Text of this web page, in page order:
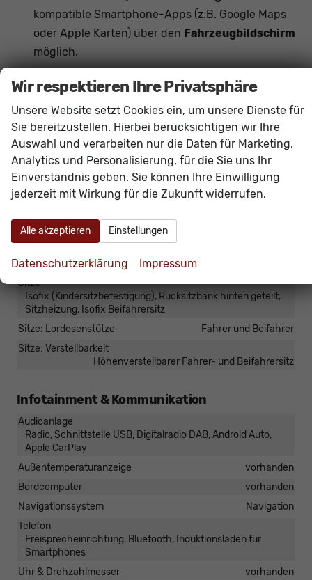
kompatible Smartphone-Apps (z.B. Google Maps
oder Apple Karten) über den Fahrzeugbildschirm
möglich.
Innen
Armlehnen
Mittelarmlehne, Fahrer
Fensterheber
elektrisch 4-fach
vorhanden
Klimatisierung
Klimaanlage manuell, Klimaautomatik, 2-Zonen-
Klimaautomatik
Laderaumabdeckung
Lenkrad
Lenkradheizung, mit Schaltwippen
Sitze
Isofix (Kindersitzbefestigung), Rücksitzbank hinten geteilt,
Sitzheizung, Isofix Beifahrersitz
Sitze: Lordosenstütze
Fahrer und Beifahrer
Sitze: Verstellbarkeit
Höhenverstellbarer Fahrer- und Beifahrersitz
Infotainment & Kommunikation
Audioanlage
Radio, Schnittstelle USB, Digitalradio DAB, Android Auto,
Apple CarPlay
Außentemperaturanzeige
vorhanden
Bordcomputer
vorhanden
Navigationssystem
Navigation
Telefon
Freisprecheinrichtung, Bluetooth, Induktionsladen für
Smartphones
Uhr & Drehzahlmesser
vorhanden
Wir respektieren Ihre Privatsphäre
Unsere Website setzt Cookies ein, um unsere Dienste für
Sie bereitzustellen. Hierbei berücksichtigen wir Ihre
Auswahl und verarbeiten nur die Daten für Marketing,
Analytics und Personalisierung, für die Sie uns Ihr
Einverständnis geben. Sie können Ihre Einwilligung
jederzeit mit Wirkung für die Zukunft widerrufen.
Alle akzeptieren Einstellungen
Datenschutzerklärung Impressum